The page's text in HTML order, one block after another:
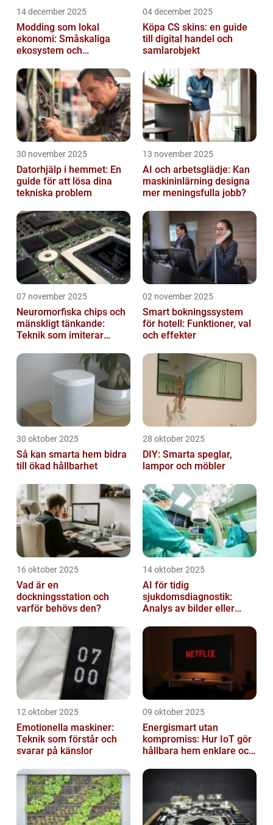
14 december 2025
Modding som lokal
ekonomi: Småskaliga
ekosystem och
04 december 2025
Köpa CS skins: en guide
till digital handel och
samlarobjekt
30 november 2025
Datorhjälp i hemmet: En
guide för att lösa dina
tekniska problem
13 november 2025
AI och arbetsglädje: Kan
maskininlärning designa
mer meningsfulla jobb?
07 november 2025
Neuromorfiska chips och
mänskligt tänkande:
Teknik som imiterar
02 november 2025
Smart bokningssystem
för hotell: Funktioner, val
och effekter
30 oktober 2025
Så kan smarta hem bidra
till ökad hållbarhet
28 oktober 2025
DIY: Smarta speglar,
lampor och möbler
16 oktober 2025
Vad är en
dockningsstation och
varför behövs den?
14 oktober 2025
AI för tidig
sjukdomsdiagnostik:
Analys av bilder eller
12 oktober 2025
Emotionella maskiner:
Teknik som förstår och
svarar på känslor
09 oktober 2025
Energismart utan
kompromiss: Hur IoT gör
hållbara hem enklare och